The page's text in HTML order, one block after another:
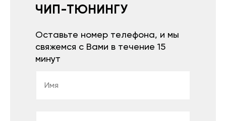
ЧИП-ТЮНИНГУ
Оставьте номер телефона, и мы
свяжемся с Вами в течение 15
минут